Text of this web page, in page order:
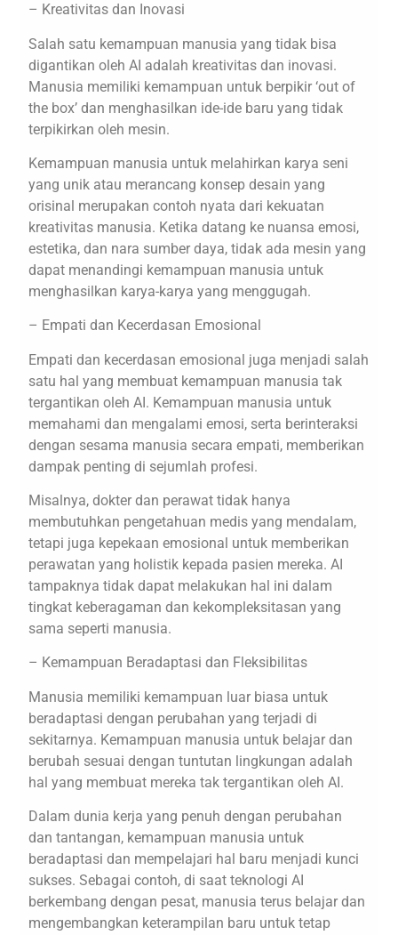
– Kreativitas dan Inovasi
Salah satu kemampuan manusia yang tidak bisa
digantikan oleh AI adalah kreativitas dan inovasi.
Manusia memiliki kemampuan untuk berpikir ‘out of
the box’ dan menghasilkan ide-ide baru yang tidak
terpikirkan oleh mesin.
Kemampuan manusia untuk melahirkan karya seni
yang unik atau merancang konsep desain yang
orisinal merupakan contoh nyata dari kekuatan
kreativitas manusia. Ketika datang ke nuansa emosi,
estetika, dan nara sumber daya, tidak ada mesin yang
dapat menandingi kemampuan manusia untuk
menghasilkan karya-karya yang menggugah.
– Empati dan Kecerdasan Emosional
Empati dan kecerdasan emosional juga menjadi salah
satu hal yang membuat kemampuan manusia tak
tergantikan oleh AI. Kemampuan manusia untuk
memahami dan mengalami emosi, serta berinteraksi
dengan sesama manusia secara empati, memberikan
dampak penting di sejumlah profesi.
Misalnya, dokter dan perawat tidak hanya
membutuhkan pengetahuan medis yang mendalam,
tetapi juga kepekaan emosional untuk memberikan
perawatan yang holistik kepada pasien mereka. AI
tampaknya tidak dapat melakukan hal ini dalam
tingkat keberagaman dan kekompleksitasan yang
sama seperti manusia.
– Kemampuan Beradaptasi dan Fleksibilitas
Manusia memiliki kemampuan luar biasa untuk
beradaptasi dengan perubahan yang terjadi di
sekitarnya. Kemampuan manusia untuk belajar dan
berubah sesuai dengan tuntutan lingkungan adalah
hal yang membuat mereka tak tergantikan oleh AI.
Dalam dunia kerja yang penuh dengan perubahan
dan tantangan, kemampuan manusia untuk
beradaptasi dan mempelajari hal baru menjadi kunci
sukses. Sebagai contoh, di saat teknologi AI
berkembang dengan pesat, manusia terus belajar dan
mengembangkan keterampilan baru untuk tetap